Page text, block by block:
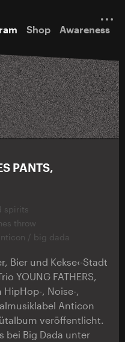
Shop Awareness
PANTS,
spirits
throw
/ big dada
Bier und Kekse‹-Stadt
YOUNG FATHERS,
, Noise-,
Anticon
veröffentlicht.
bei Big Dada unter